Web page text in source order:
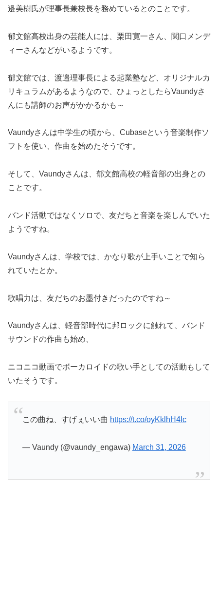
邉美樹氏が理事長兼校長を務めているとのことです。
郁文館高校出身の芸能人には、栗田寛一さん、関口メンデ
ィーさんなどがいるようです。
郁文館では、渡邉理事長による起業塾など、オリジナルカ
リキュラムがあるようなので、ひょっとしたらVaundyさ
んにも講師のお声がかかるかも～
Vaundyさんは中学生の頃から、Cubaseという音楽制作ソ
フトを使い、作曲を始めたそうです。
そして、Vaundyさんは、郁文館高校の軽音部の出身との
ことです。
バンド活動ではなくソロで、友だちと音楽を楽しんでいた
ようですね。
Vaundyさんは、学校では、かなり歌が上手いことで知ら
れていたとか。
歌唱力は、友だちのお墨付きだったのですね～
Vaundyさんは、軽音部時代に邦ロックに触れて、バンド
サウンドの作曲も始め、
ニコニコ動画でボーカロイドの歌い手としての活動もして
いたそうです。
この曲ね、すげぇいい曲 https://t.co/oyKklhH4Ic
— Vaundy (@vaundy_engawa) March 31, 2026